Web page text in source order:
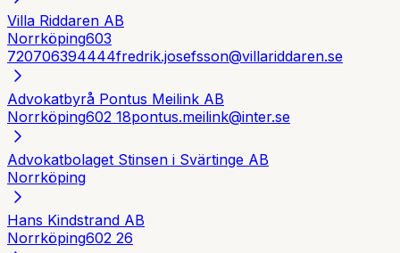
Villa Riddaren AB
Norrköping603
720706394444fredrik.josefsson@villariddaren.se
Advokatbyrå Pontus Meilink AB
Norrköping602 18pontus.meilink@inter.se
Advokatbolaget Stinsen i Svärtinge AB
Norrköping
Hans Kindstrand AB
Norrköping602 26